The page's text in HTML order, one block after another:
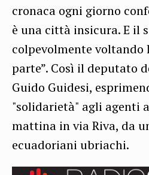
cronaca ogni giorno
è una città insicura. E il
colpevolmente voltando
parte”. Così il deputato
Guido Guidesi,
"solidarietà" agli agenti
mattina in via Riva, da
ecuadoriani ubriachi.